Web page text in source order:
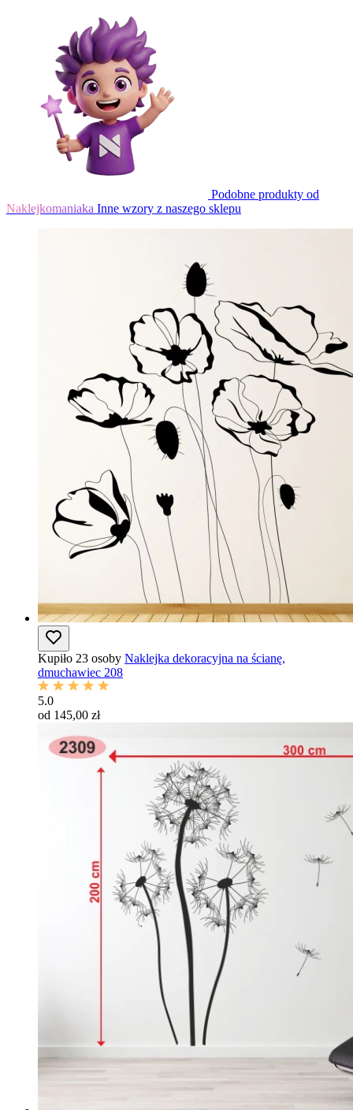
Podobne produkty od
Naklejkomaniaka Inne wzory z naszego sklepu
Kupiło 23 osoby Naklejka dekoracyjna na ścianę,
dmuchawiec 208
5.0
od 145,00 zł